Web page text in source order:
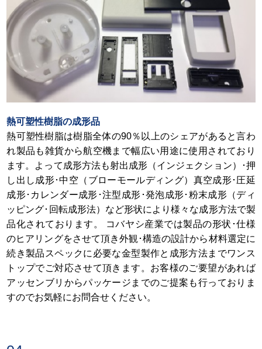
熱可塑性樹脂の成形品
熱可塑性樹脂は樹脂全体の90％以上のシェアがあると言わ
れ製品も雑貨から航空機まで幅広い用途に使用されており
ます。よって成形方法も射出成形（インジェクション）･押
し出し成形･中空（ブローモールディング）真空成形･圧延
成形･カレンダー成形･注型成形･発泡成形･粉末成形（ディ
ッピング･回転成形法）など形状により様々な成形方法で製
品化されております。 コバヤシ産業では製品の形状･仕様
のヒアリングをさせて頂き外観･構造の設計から材料選定に
続き製品スペックに必要な金型製作と成形方法までワンス
トップでご対応させて頂きます。お客様のご要望があれば
アッセンブリからパッケージまでのご提案も行っておりま
すのでお気軽にお問合せください。